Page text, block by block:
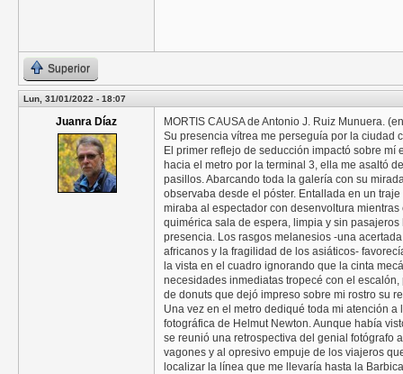
Superior
Lun, 31/01/2022 - 18:07
Juanra Díaz
MORTIS CAUSA de Antonio J. Ruiz Munuera.
Su presencia vítrea me perseguía por la ciudad
El primer reflejo de seducción impactó sobre
hacia el metro por la terminal 3, ella me asaltó
pasillos. Abarcando toda la galería con su
observaba desde el póster. Entallada en un
miraba al espectador con desenvoltura
quimérica sala de espera, limpia y sin
presencia. Los rasgos melanesios -una
africanos y la fragilidad de los asiáticos-
la vista en el cuadro ignorando que la cinta
necesidades inmediatas tropecé con el
de donuts que dejó impreso sobre mi rostro su
Una vez en el metro dediqué toda mi atención
fotográfica de Helmut Newton. Aunque había
se reunió una retrospectiva del genial fotógrafo
vagones y al opresivo empuje de los viajeros
localizar la línea que me llevaría hasta la